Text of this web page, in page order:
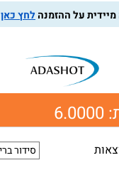
לחץ כאן
6.0000